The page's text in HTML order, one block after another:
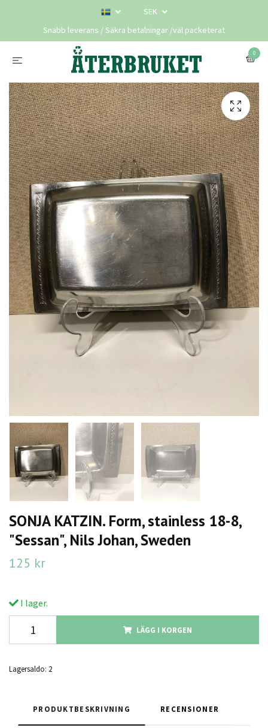
SEK
Snabb leverans / Säkra betalningar /väl packeterat
0
SONJA KATZIN. Form, stainless 18-8,
"Sessan", Nils Johan, Sweden
125 kr
I lager.
LÄGG I KORGEN
Lagersaldo: 2
PRODUKTBESKRIVNING RECENSIONER